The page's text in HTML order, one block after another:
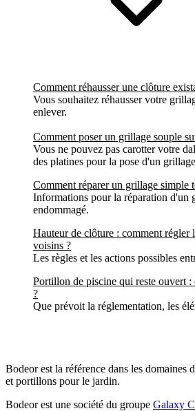
Comment réhausser une clôture
Vous souhaitez réhausser votre
enlever.
Comment poser un grillage souple
Vous ne pouvez pas carotter votre
des platines pour la pose d'un
Comment réparer un grillage simple
Informations pour la réparation d'un
endommagé.
Hauteur de clôture : comment régler
voisins ?
Les règles et les actions possibles
Portillon de piscine qui reste ouvert
?
Que prévoit la réglementation, les
Bodeor est la référence dans les domaines
et portillons pour le jardin.
Bodeor est une société du groupe Galaxy